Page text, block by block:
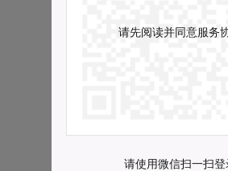
请先阅读并同意服务
请使用微信扫一扫登